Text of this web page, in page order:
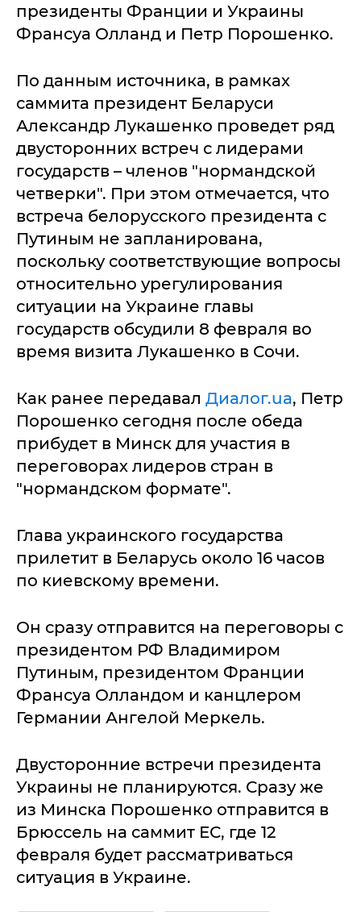
президенты Франции и Украины
Франсуа Олланд и Петр Порошенко.
По данным источника, в рамках
саммита президент Беларуси
Александр Лукашенко проведет ряд
двусторонних встреч с лидерами
государств – членов "нормандской
четверки". При этом отмечается, что
встреча белорусского президента с
Путиным не запланирована,
поскольку соответствующие вопросы
относительно урегулирования
ситуации на Украине главы
государств обсудили 8 февраля во
время визита Лукашенко в Сочи.
Как ранее передавал Диалог.ua, Петр
Порошенко сегодня после обеда
прибудет в Минск для участия в
переговорах лидеров стран в
"нормандском формате".
Глава украинского государства
прилетит в Беларусь около 16 часов
по киевскому времени.
Он сразу отправится на переговоры с
президентом РФ Владимиром
Путиным, президентом Франции
Франсуа Олландом и канцлером
Германии Ангелой Меркель.
Двусторонние встречи президента
Украины не планируются. Сразу же
из Минска Порошенко отправится в
Брюссель на саммит ЕС, где 12
февраля будет рассматриваться
ситуация в Украине.